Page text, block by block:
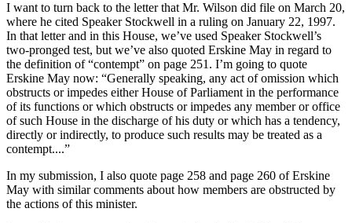
I want to turn back to the letter that Mr. Wilson did file on March 20,
where he cited Speaker Stockwell in a ruling on January 22, 1997.
In that letter and in this House, we’ve used Speaker Stockwell’s
two-pronged test, but we’ve also quoted Erskine May in regard to
the definition of “contempt” on page 251. I’m going to quote
Erskine May now: “Generally speaking, any act of omission which
obstructs or impedes either House of Parliament in the performance
of its functions or which obstructs or impedes any member or office
of such House in the discharge of his duty or which has a tendency,
directly or indirectly, to produce such results may be treated as a
contempt....”
In my submission, I also quote page 258 and page 260 of Erskine
May with similar comments about how members are obstructed by
the actions of this minister.